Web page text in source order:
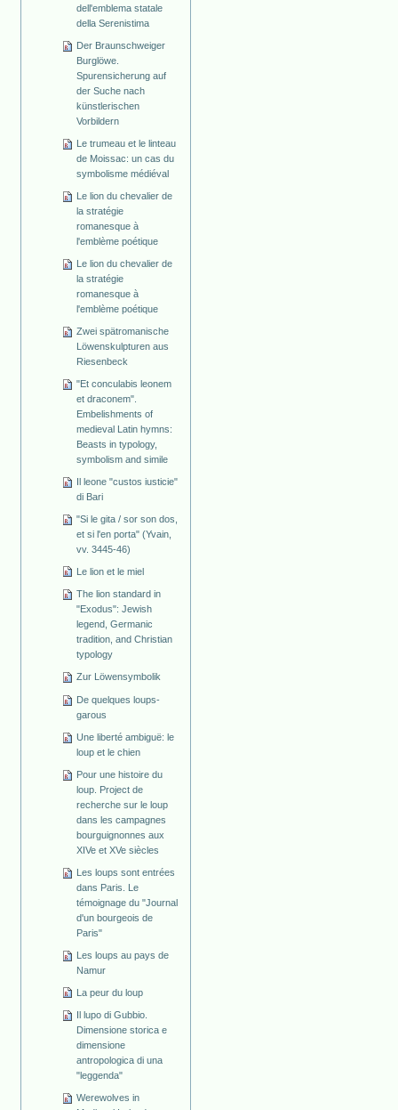
dell'emblema statale
della Serenistima
Der Braunschweiger
Burglöwe.
Spurensicherung auf
der Suche nach
künstlerischen
Vorbildern
Le trumeau et le linteau
de Moissac: un cas du
symbolisme médiéval
Le lion du chevalier de
la stratégie
romanesque à
l'emblème poétique
Le lion du chevalier de
la stratégie
romanesque à
l'emblème poétique
Zwei spätromanische
Löwenskulpturen aus
Riesenbeck
"Et conculabis leonem
et draconem".
Embelishments of
medieval Latin hymns:
Beasts in typology,
symbolism and simile
Il leone "custos iusticie"
di Bari
"Si le gita / sor son dos,
et si l'en porta" (Yvain,
vv. 3445-46)
Le lion et le miel
The lion standard in
"Exodus": Jewish
legend, Germanic
tradition, and Christian
typology
Zur Löwensymbolik
De quelques loups-
garous
Une liberté ambiguë: le
loup et le chien
Pour une histoire du
loup. Project de
recherche sur le loup
dans les campagnes
bourguignonnes aux
XIVe et XVe siècles
Les loups sont entrées
dans Paris. Le
témoignage du "Journal
d'un bourgeois de
Paris"
Les loups au pays de
Namur
La peur du loup
Il lupo di Gubbio.
Dimensione storica e
dimensione
antropologica di una
"leggenda"
Werewolves in